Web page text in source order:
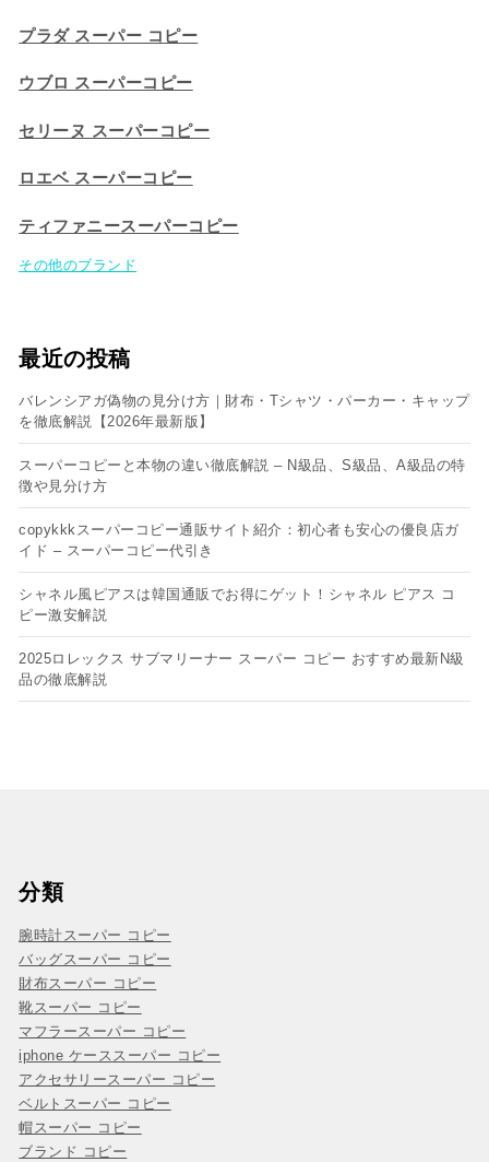
プラダ スーパー コピー
ウブロ スーパーコピー
セリーヌ スーパーコピー​
ロエベ スーパーコピー
ティファニースーパーコピー
その他のブランド
最近の投稿
バレンシアガ偽物の見分け方｜財布・Tシャツ・パーカー・キャップ
を徹底解説【2026年最新版】
スーパーコピーと本物の違い徹底解説 – N級品、S級品、A級品の特
徴や見分け方
copykkkスーパーコピー通販サイト紹介：初心者も安心の優良店ガ
イド – スーパーコピー代引き
シャネル風ピアスは韓国通販でお得にゲット！シャネル ピアス コ
ピー​激安解説
2025ロレックス サブマリーナー スーパー コピー おすすめ最新N級
品の徹底解説
分類
腕時計スーパー コピー
バッグスーパー コピー
財布スーパー コピー
靴スーパー コピー
マフラースーパー コピー
iphone ケーススーパー コピー
アクセサリースーパー コピー
ベルトスーパー コピー
帽スーパー コピー
ブランド コピー